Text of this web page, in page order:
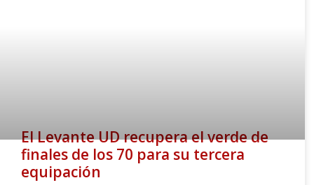
El Levante UD recupera el verde de
finales de los 70 para su tercera
equipación